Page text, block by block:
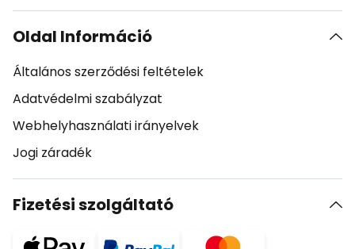
Oldal Információ
Általános szerződési feltételek
Adatvédelmi szabályzat
Webhelyhasználati irányelvek
Jogi záradék
Fizetési szolgáltató